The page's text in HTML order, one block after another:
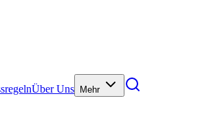
Über Uns Mehr